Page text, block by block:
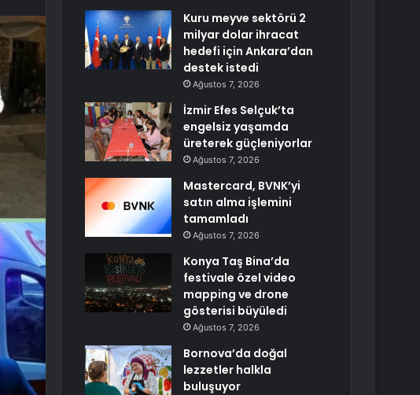
Kuru meyve sektörü 2
milyar dolar ihracat
hedefi için Ankara’dan
destek istedi
Ağustos 7, 2026
İzmir Efes Selçuk’ta
engelsiz yaşamda
üreterek güçleniyorlar
Ağustos 7, 2026
Mastercard, BVNK’yi
satın alma işlemini
tamamladı
Ağustos 7, 2026
Konya Taş Bina’da
festivale özel video
mapping ve drone
gösterisi büyüledi
Ağustos 7, 2026
Bornova’da doğal
lezzetler halkla
buluşuyor